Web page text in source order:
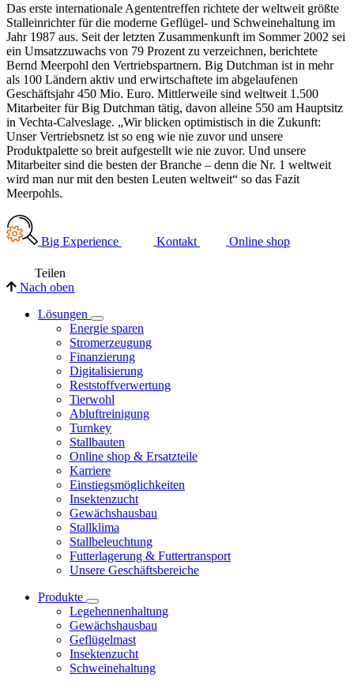
Das erste internationale Agententreffen richtete der weltweit größte
Stalleinrichter für die moderne Geflügel- und Schweinehaltung im
Jahr 1987 aus. Seit der letzten Zusammenkunft im Sommer 2002 sei
ein Umsatzzuwachs von 79 Prozent zu verzeichnen, berichtete
Bernd Meerpohl den Vertriebspartnern. Big Dutchman ist in mehr
als 100 Ländern aktiv und erwirtschaftete im abgelaufenen
Geschäftsjahr 450 Mio. Euro. Mittlerweile sind weltweit 1.500
Mitarbeiter für Big Dutchman tätig, davon alleine 550 am Hauptsitz
in Vechta-Calveslage. „Wir blicken optimistisch in die Zukunft:
Unser Vertriebsnetz ist so eng wie nie zuvor und unsere
Produktpalette so breit aufgestellt wie nie zuvor. Und unsere
Mitarbeiter sind die besten der Branche – denn die Nr. 1 weltweit
wird man nur mit den besten Leuten weltweit“ so das Fazit
Meerpohls.
Big Experience Kontakt Online shop
Teilen
Nach oben
Lösungen
Energie sparen
Stromerzeugung
Finanzierung
Digitalisierung
Reststoffverwertung
Tierwohl
Abluftreinigung
Turnkey
Stallbauten
Online shop & Ersatzteile
Karriere
Einstiegsmöglichkeiten
Insektenzucht
Gewächshausbau
Stallklima
Stallbeleuchtung
Futterlagerung & Futtertransport
Unsere Geschäftsbereiche
Produkte
Legehennenhaltung
Gewächshausbau
Geflügelmast
Insektenzucht
Schweinehaltung